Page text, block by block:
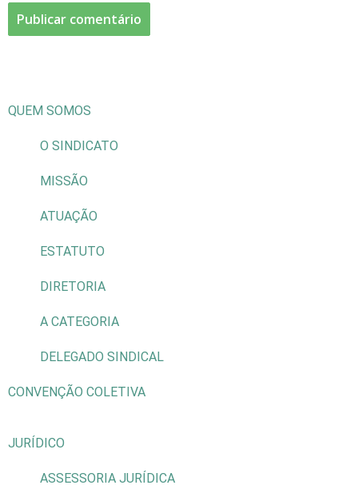
QUEM SOMOS
O SINDICATO
MISSÃO
ATUAÇÃO
ESTATUTO
DIRETORIA
A CATEGORIA
DELEGADO SINDICAL
CONVENÇÃO COLETIVA
JURÍDICO
ASSESSORIA JURÍDICA